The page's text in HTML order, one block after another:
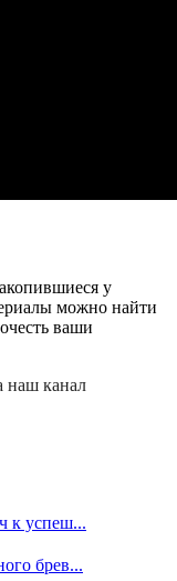
у
можно найти
ваши
наш канал
к успеш...
брев...